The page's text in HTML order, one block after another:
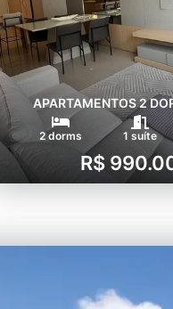
APARTAMENTOS 2
2 dorms 1 suíte
R$